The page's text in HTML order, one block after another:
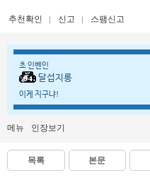
추천확인 신고 스팸신고
초 인벤인
달섭지롱
이게 지구냐!
메뉴 인장보기
목록 본문